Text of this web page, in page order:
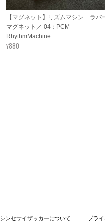
【マグネット】リズムマシン ラバ
マグネット／ 04：PCM
RhythmMachine
¥880
シンセサイザッカーについて プラ